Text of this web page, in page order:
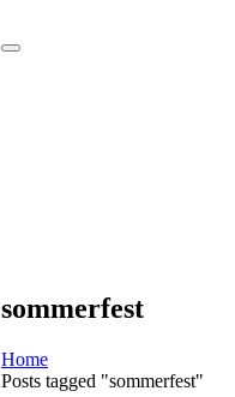
sommerfest
Home
Posts tagged "sommerfest"